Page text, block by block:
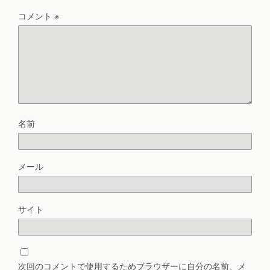
コメント ※
名前
メール
サイト
次回のコメントで使用するためブラウザーに自分の名前、メ